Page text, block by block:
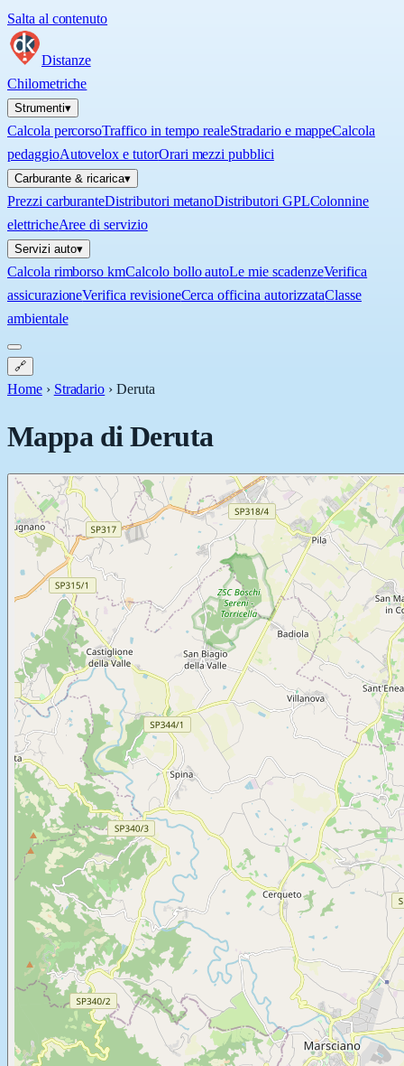
Salta al contenuto
Distanze
Chilometriche
Strumenti▾
Calcola percorsoTraffico in tempo realeStradario e mappeCalcola
pedaggioAutovelox e tutorOrari mezzi pubblici
Carburante & ricarica▾
Prezzi carburanteDistributori metanoDistributori GPLColonnine
elettricheAree di servizio
Servizi auto▾
Calcola rimborso kmCalcolo bollo autoLe mie scadenzeVerifica
assicurazioneVerifica revisioneCerca officina autorizzataClasse
ambientale
🔗
Home › Stradario ›Deruta
Mappa diDeruta